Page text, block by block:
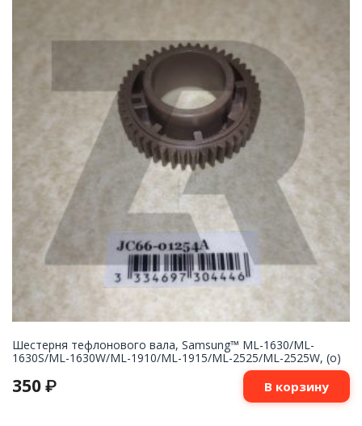
Шестерня тефлонового вала, Samsung™ ML-1630/ML-
1630S/ML-1630W/ML-1910/ML-1915/ML-2525/ML-2525W, (о)
350 ₽ В корзину